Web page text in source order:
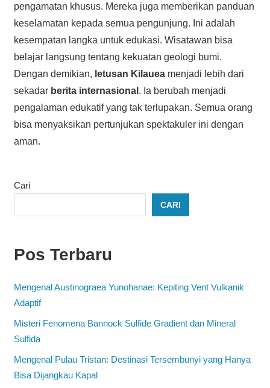
pengamatan khusus. Mereka juga memberikan panduan
keselamatan kepada semua pengunjung. Ini adalah
kesempatan langka untuk edukasi. Wisatawan bisa
belajar langsung tentang kekuatan geologi bumi.
Dengan demikian, letusan Kilaueamenjadi lebih dari
sekadar berita internasional . Ia berubah menjadi
pengalaman edukatif yang tak terlupakan. Semua orang
bisa menyaksikan pertunjukan spektakuler ini dengan
aman.
Cari
CARI
Pos Terbaru
Mengenal Austinograea Yunohanae: Kepiting Vent Vulkanik
Adaptif
Misteri Fenomena Bannock Sulfide Gradient dan Mineral
Sulfida
Mengenal Pulau Tristan: Destinasi Tersembunyi yang Hanya
Bisa Dijangkau Kapal